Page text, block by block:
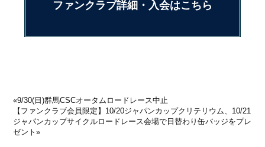
ファンクラブ詳細・入会はこちら
«9/30(日)群馬CSCオータムロードレース中止
【ファンクラブ会員限定】10/20ジャパンカップクリテリウム、10/21
ジャパンカップサイクルロードレース会場で日替わり缶バッジをプレ
ゼント»